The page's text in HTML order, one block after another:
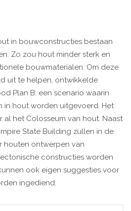
in bouwconstructies bestaan
Zo zou hout minder sterk en
bouwmaterialen. Om deze
uit te helpen, ontwikkelde
Plan B: een scenario waarin
in hout worden uitgevoerd. Het
al het Colosseum van hout. Naast
State Building zullen in de
houten ontwerpen van
constructies worden
ook eigen suggesties voor
ingediend.